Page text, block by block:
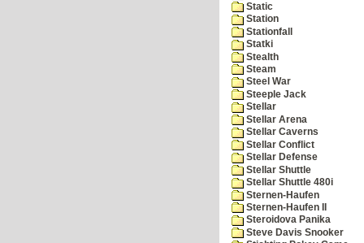
Static
Station
Stationfall
Statki
Stealth
Steam
Steel War
Steeple Jack
Stellar
Stellar Arena
Stellar Caverns
Stellar Conflict
Stellar Defense
Stellar Shuttle
Stellar Shuttle 480i
Sternen-Haufen
Sternen-Haufen II
Steroidova Panika
Steve Davis Snooker